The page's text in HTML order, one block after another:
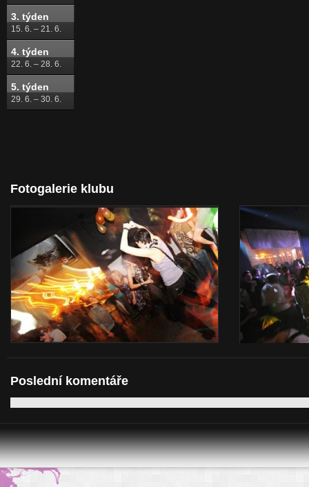
3. týden
15. 6. – 21. 6.
4. týden
22. 6. – 28. 6.
5. týden
29. 6. – 30. 6.
Fotogalerie klubu
Poslední komentáře